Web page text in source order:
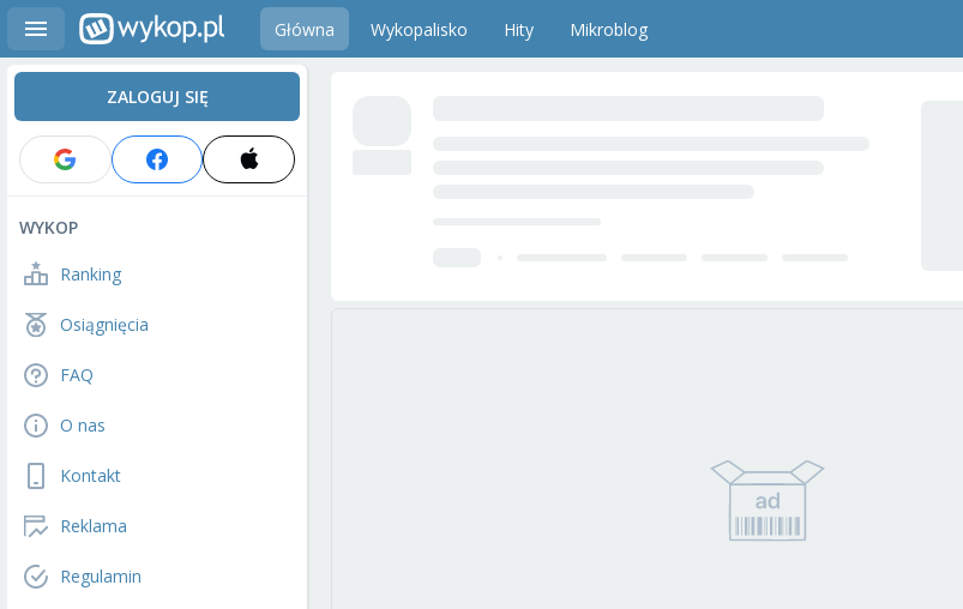
Główna Wykopalisko Hity Mikroblog
ZALOGUJ SIĘ
WYKOP
Ranking
Osiągnięcia
FAQ
O nas
Kontakt
Reklama
Regulamin